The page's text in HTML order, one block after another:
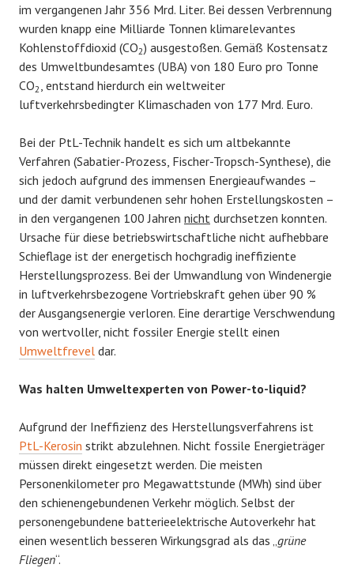
im vergangenen Jahr 356 Mrd. Liter. Bei dessen Verbrennung
wurden knapp eine Milliarde Tonnen klimarelevantes
Kohlenstoffdioxid (CO2) ausgestoßen. Gemäß Kostensatz
des Umweltbundesamtes (UBA) von 180 Euro pro Tonne
CO2 , entstand hierdurch ein weltweiter
luftverkehrsbedingter Klimaschaden von 177 Mrd. Euro.
Bei der PtL-Technik handelt es sich um altbekannte
Verfahren (Sabatier-Prozess, Fischer-Tropsch-Synthese), die
sich jedoch aufgrund des immensen Energieaufwandes –
und der damit verbundenen sehr hohen Erstellungskosten –
in den vergangenen 100 Jahren nicht durchsetzen konnten.
Ursache für diese betriebswirtschaftliche nicht aufhebbare
Schieflage ist der energetisch hochgradig ineffiziente
Herstellungsprozess. Bei der Umwandlung von Windenergie
in luftverkehrsbezogene Vortriebskraft gehen über 90 %
der Ausgangsenergie verloren. Eine derartige Verschwendung
von wertvoller, nicht fossiler Energie stellt einen
Umweltfrevel dar.
Was halten Umweltexperten von Power-to-liquid?
Aufgrund der Ineffizienz des Herstellungsverfahrens ist
PtL-Kerosin strikt abzulehnen. Nicht fossile Energieträger
müssen direkt eingesetzt werden. Die meisten
Personenkilometer pro Megawattstunde (MWh) sind über
den schienengebundenen Verkehr möglich. Selbst der
personengebundene batterieelektrische Autoverkehr hat
einen wesentlich besseren Wirkungsgrad als das „ grüne
Fliegen“.